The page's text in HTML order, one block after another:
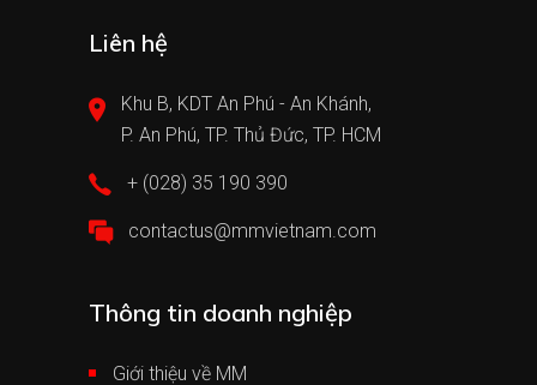
Liên hệ
Khu B, KDT An Phú - An Khánh,
P. An Phú, TP. Thủ Đức, TP. HCM
+ (028) 35 190 390
contactus@mmvietnam.com
Thông tin doanh nghiệp
Giới thiệu về MM